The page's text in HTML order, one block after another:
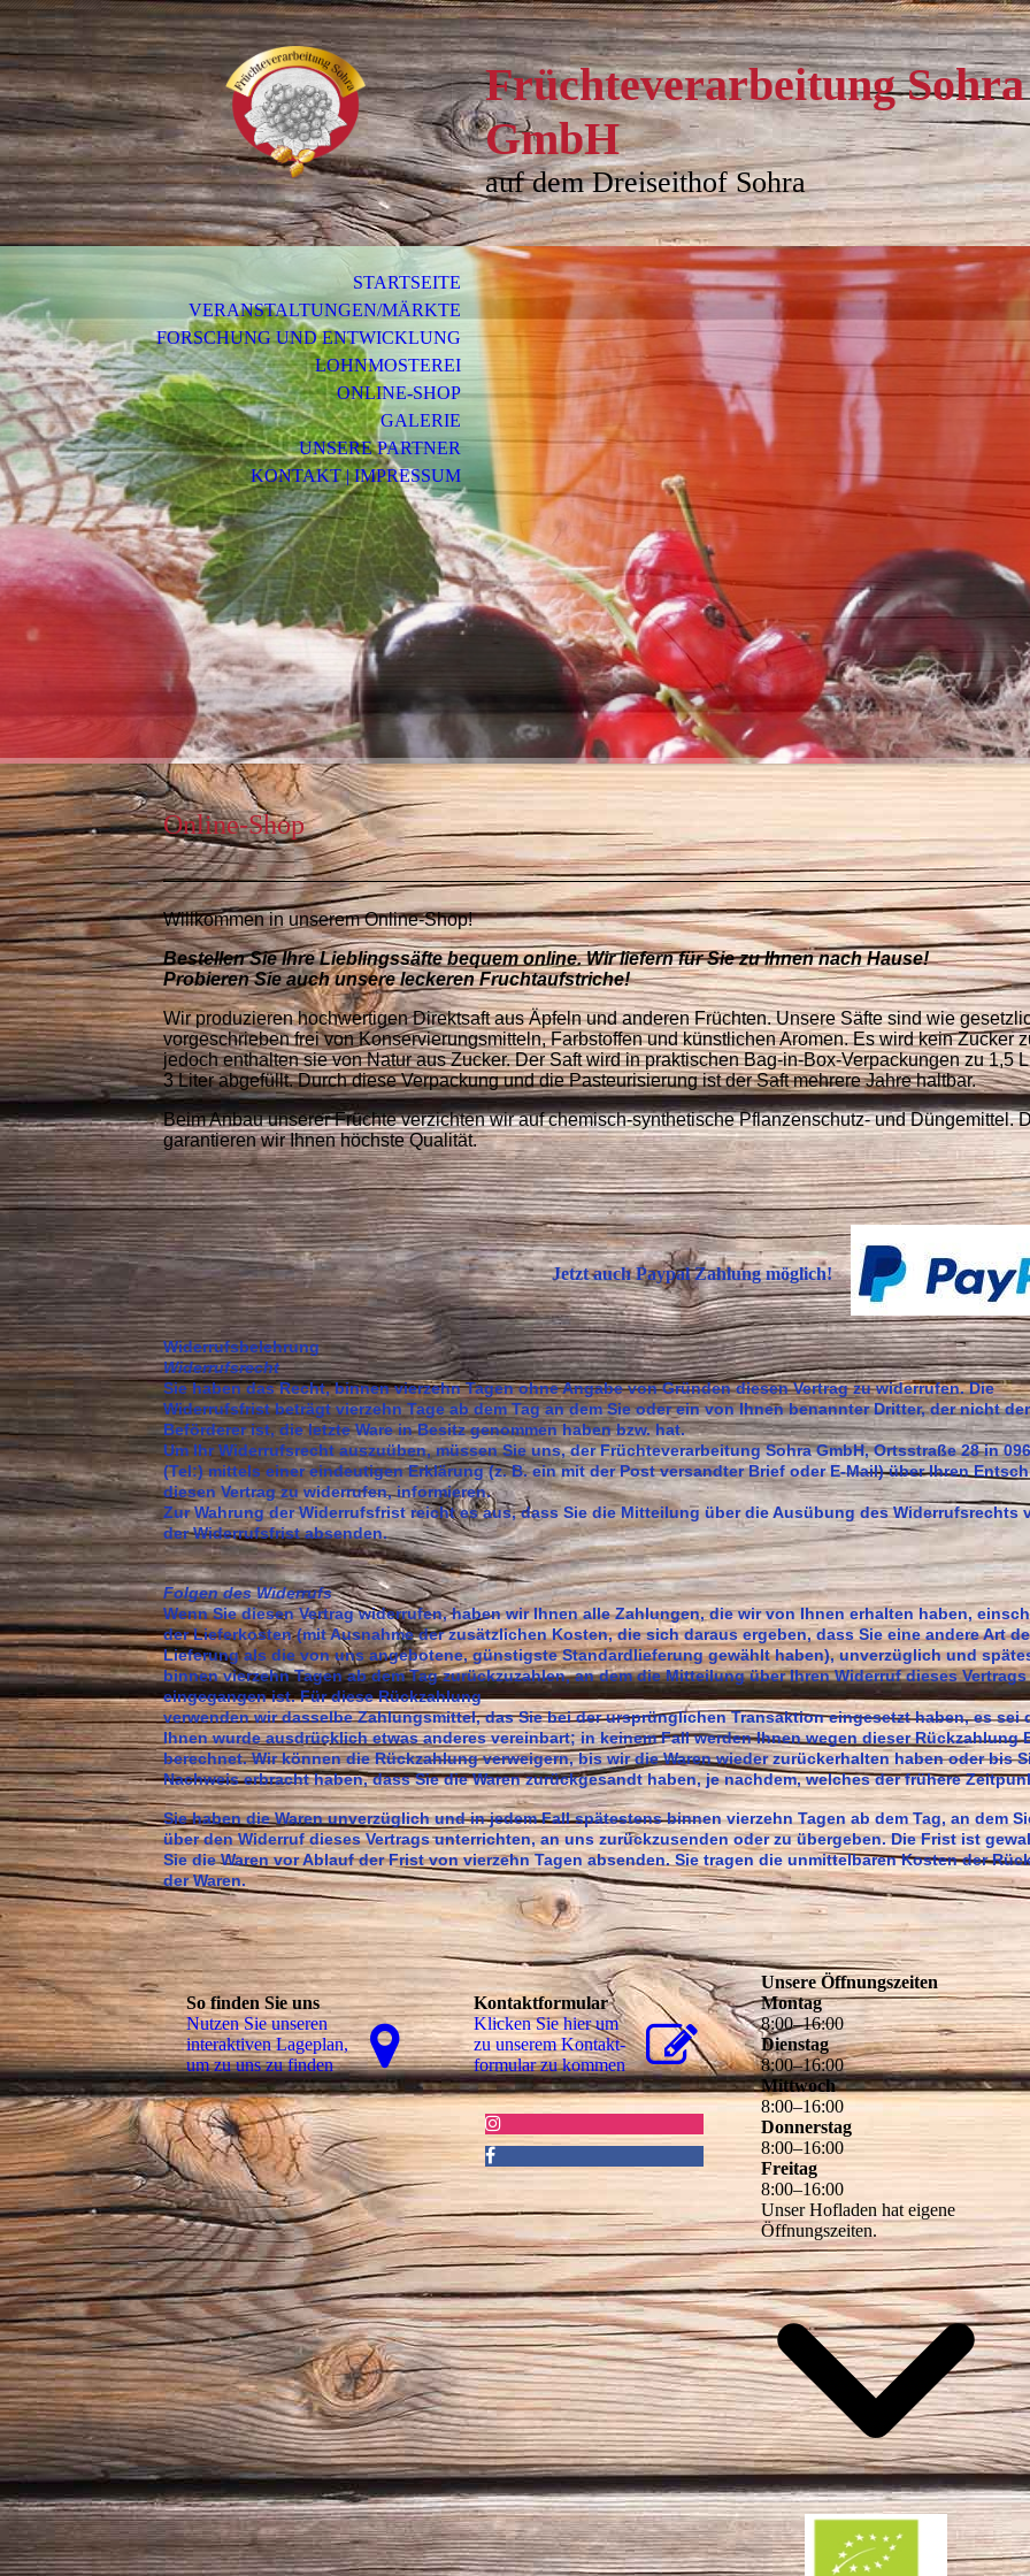
Früchteverarbeitung Sohra
GmbH
auf dem Dreiseithof Sohra
STARTSEITE
VERANSTALTUNGEN/MÄRKTE
FORSCHUNG UND ENTWICKLUNG
LOHNMOSTEREI
ONLINE-SHOP
GALERIE
UNSERE PARTNER
KONTAKT | IMPRESSUM
Online-Shop
Willkommen in unserem Online-Shop!
Bestellen Sie Ihre Lieblingssäfte bequem online. Wir liefern für Sie zu Ihnen nach Hause!
Probieren Sie auch unsere leckeren Fruchtaufstriche!
Wir produzieren hochwertigen Direktsaft aus Äpfeln und anderen Früchten. Unsere Säfte sind wie
vorgeschrieben frei von Konservierungsmitteln, Farbstoffen und künstlichen Aromen. Es wird kein Zucker
jedoch enthalten sie von Natur aus Zucker.Der Saft wird in praktischen Bag-in-Box-Verpackungen zu 1,5
3 Liter abgefüllt. Durch diese Verpackung und die Pasteurisierung ist der Saft mehrere Jahre haltbar.
Beim Anbau unserer Früchte verzichten wir auf chemisch-synthetische Pflanzenschutz- und Düngemittel.
garantieren wir Ihnen höchste Qualität.
Jetzt auch Paypal Zahlung möglich!
Widerrufsbelehrung
Widerrufsrecht
Sie haben das Recht, binnen vierzehn Tagen ohne Angabe von Gründen diesen Vertrag zu widerrufen. Die
Widerrufsfrist beträgt vierzehn Tage ab dem Tag an dem Sie oder ein von Ihnen benannter Dritter, der nicht der
Beförderer ist, die letzte Ware in Besitz genommen haben bzw. hat.
Um Ihr Widerrufsrecht auszuüben, müssen Sie uns, der Früchteverarbeitung Sohra GmbH, Ortsstraße 28 in
(Tel:) mittels einer eindeutigen Erklärung (z. B. ein mit der Post versandter Brief oder E-Mail) über Ihren
diesen Vertrag zu widerrufen, informieren.
Zur Wahrung der Widerrufsfrist reicht es aus, dass Sie die Mitteilung über die Ausübung des Widerrufsrechts
der Widerrufsfrist absenden.
Folgen des Widerrufs
Wenn Sie diesen Vertrag widerrufen, haben wir Ihnen alle Zahlungen, die wir von Ihnen erhalten haben,
der Lieferkosten (mit Ausnahme der zusätzlichen Kosten, die sich daraus ergeben, dass Sie eine andere Art
Lieferung als die von uns angebotene, günstigste Standardlieferung gewählt haben), unverzüglich und
binnen vierzehn Tagen ab dem Tag zurückzuzahlen, an dem die Mitteilung über Ihren Widerruf dieses
eingegangen ist. Für diese Rückzahlung
verwenden wir dasselbe Zahlungsmittel, das Sie bei der ursprünglichen Transaktion eingesetzt haben, es sei
Ihnen wurde ausdrücklich etwas anderes vereinbart; in keinem Fall werden Ihnen wegen dieser Rückzahlung
berechnet. Wir können die Rückzahlung verweigern, bis wir die Waren wieder zurückerhalten haben oder bis
Nachweis erbracht haben, dass Sie die Waren zurückgesandt haben, je nachdem, welches der frühere
Sie haben die Waren unverzüglich und in jedem Fall spätestens binnen vierzehn Tagen ab dem Tag, an dem
über den Widerruf dieses Vertrags unterrichten, an uns zurückzusenden oder zu übergeben. Die Frist ist
Sie die Waren vor Ablauf der Frist von vierzehn Tagen absenden. Sie tragen die unmittelbaren Kosten der
der Waren.
So finden Sie uns
Nutzen Sie unseren
interaktiven La­ge­plan,
um zu uns zu finden
Kontaktformular
Klicken Sie hier um
zu unserem Kon­takt­
for­mu­lar zu kommen
Unsere Öffnungszeiten
Montag
8:00–16:00
Dienstag
8:00–16:00
Mittwoch
8:00–16:00
Donnerstag
8:00–16:00
Freitag
8:00–16:00
Unser Hofladen hat eigene
Öffnungszeiten.